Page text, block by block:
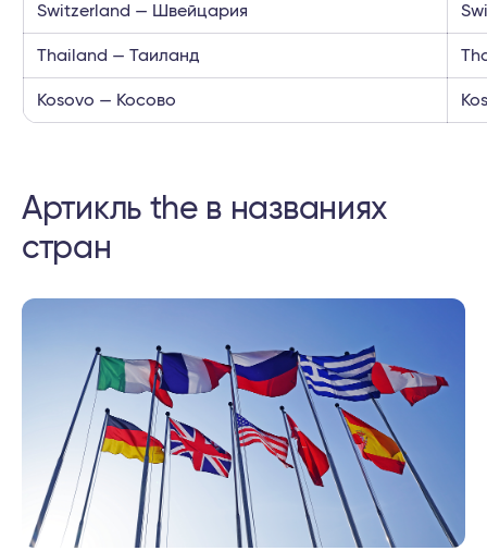
Switzerland — Швейцария
Thailand — Таиланд
Kosovo — Косово
Артикль the в названиях
стран